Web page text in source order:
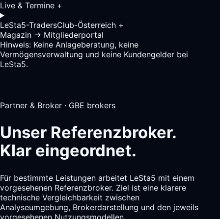
Live & Termine +
LeSta5-TradersClub-Österreich +
Magazin → Mitgliederportal
Hinweis: Keine Anlageberatung, keine
Vermögensverwaltung und keine Kundengelder bei
LeSta5.
Partner & Broker · GBE brokers
Unser Referenzbroker.
Klar eingeordnet.
Für bestimmte Leistungen arbeitet LeSta5 mit einem
vorgesehenen Referenzbroker. Ziel ist eine klarere
technische Vergleichbarkeit zwischen
Analyseumgebung, Brokerdarstellung und den jeweils